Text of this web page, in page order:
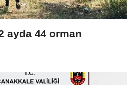
ayda 44 orman